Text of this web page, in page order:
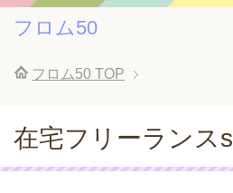
フロム50
フロム50 TOP
在宅フリーランスs